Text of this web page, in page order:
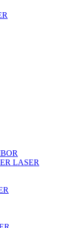
LASER